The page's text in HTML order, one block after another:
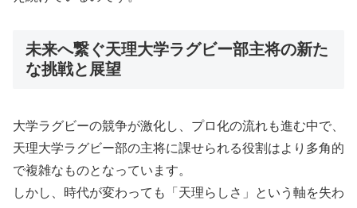
未来へ繋ぐ天理大学ラグビー部主将の新た
な挑戦と展望
大学ラグビーの競争が激化し、プロ化の流れも進む中で、
天理大学ラグビー部の主将に課せられる役割はより多角的
で複雑なものとなっています。
しかし、時代が変わっても「天理らしさ」という軸を失わ